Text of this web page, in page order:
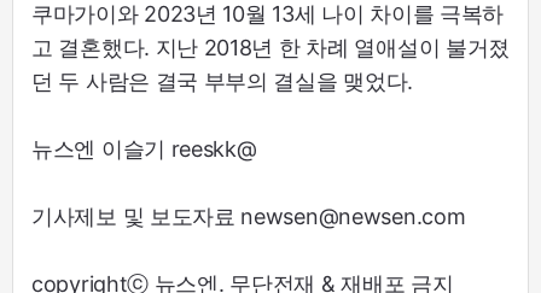
쿠마가이와 2023년 10월 13세 나이 차이를 극복하
고 결혼했다. 지난 2018년 한 차례 열애설이 불거졌
던 두 사람은 결국 부부의 결실을 맺었다.
뉴스엔 이슬기 reeskk@
기사제보 및 보도자료 newsen@newsen.com
copyrightⓒ 뉴스엔. 무단전재 & 재배포 금지